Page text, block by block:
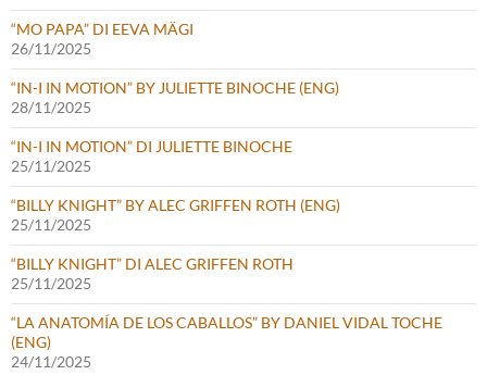
“MO PAPA” DI EEVA MÄGI
26/11/2025
“IN-I IN MOTION” BY JULIETTE BINOCHE (ENG)
28/11/2025
“IN-I IN MOTION” DI JULIETTE BINOCHE
25/11/2025
“BILLY KNIGHT” BY ALEC GRIFFEN ROTH (ENG)
25/11/2025
“BILLY KNIGHT” DI ALEC GRIFFEN ROTH
25/11/2025
“LA ANATOMÍA DE LOS CABALLOS” BY DANIEL VIDAL TOCHE
(ENG)
24/11/2025